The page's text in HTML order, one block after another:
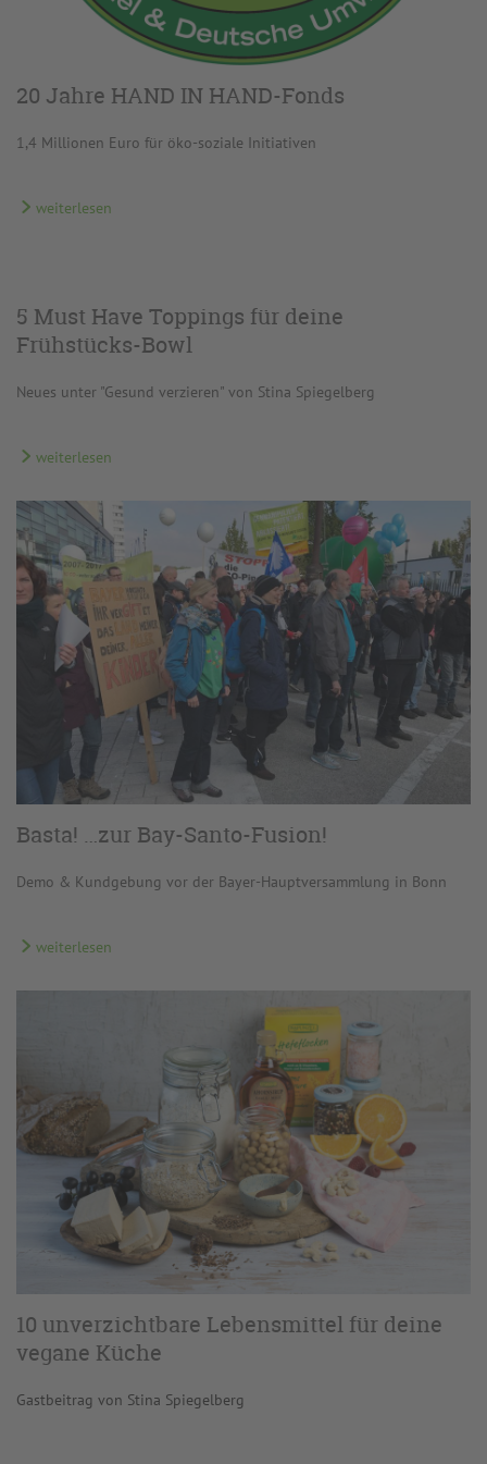
20 Jahre HAND IN HAND-Fonds
1,4 Millionen Euro für öko-soziale Initiativen
weiterlesen
5 Must Have Toppings für deine
Frühstücks-Bowl
Neues unter "Gesund verzieren" von Stina Spiegelberg
weiterlesen
Basta! …zur Bay-Santo-Fusion!
Demo & Kundgebung vor der Bayer-Hauptversammlung in Bonn
weiterlesen
10 unverzichtbare Lebensmittel für deine
vegane Küche
Gastbeitrag von Stina Spiegelberg